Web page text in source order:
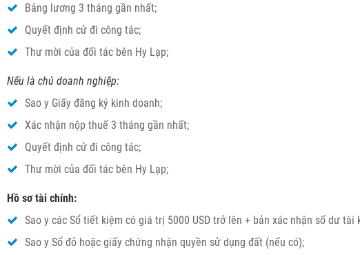
Bảng lương 3 tháng gần nhất;
Quyết định cử đi công tác;
Thư mời của đối tác bên Hy Lạp;
Nếu là chủ doanh nghiệp:
Sao y Giấy đăng ký kinh doanh;
Xác nhận nộp thuế 3 tháng gần nhất;
Quyết định cử đi công tác;
Thư mời của đối tác bên Hy Lạp;
Hồ sơ tài chính:
Sao y các Sổ tiết kiệm có giá trị 5000 USD trở lên + bản xác nhận số dư
Sao y Sổ đỏ hoặc giấy chứng nhận quyền sử dụng đất (nếu có);